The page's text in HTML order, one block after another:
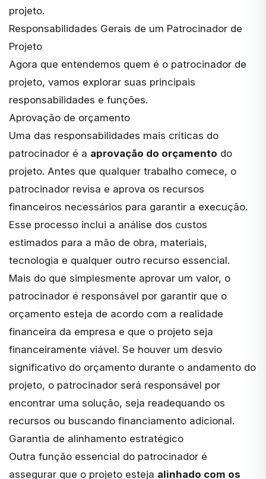
projeto.
Responsabilidades Gerais de um Patrocinador de
Projeto
Agora que entendemos quem é o patrocinador de
projeto, vamos explorar suas principais
responsabilidades e funções.
Aprovação de orçamento
Uma das responsabilidades mais críticas do
patrocinador é a aprovação do orçamento do
projeto. Antes que qualquer trabalho comece, o
patrocinador revisa e aprova os recursos
financeiros necessários para garantir a execução.
Esse processo inclui a análise dos custos
estimados para a mão de obra, materiais,
tecnologia e qualquer outro recurso essencial.
Mais do que simplesmente aprovar um valor, o
patrocinador é responsável por garantir que o
orçamento esteja de acordo com a realidade
financeira da empresa e que o projeto seja
financeiramente viável. Se houver um desvio
significativo do orçamento durante o andamento do
projeto, o patrocinador será responsável por
encontrar uma solução, seja readequando os
recursos ou buscando financiamento adicional.
Garantia de alinhamento estratégico
Outra função essencial do patrocinador é
assegurar que o projeto esteja alinhado com os